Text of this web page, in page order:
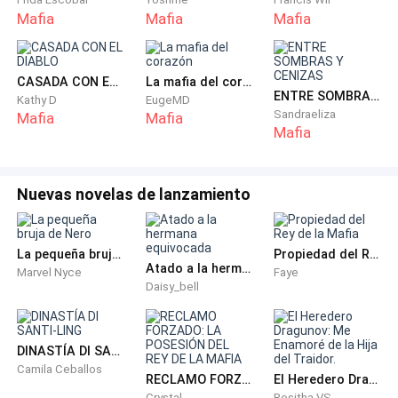
monstruo.
La mandíbula de Diego se tensó. Estiró la mano y
finalmente rozó la mandíbula de ella; un toque
agonizantemente tierno para un hombre que mataba
Lucía... Nunca dejo lo que me pertenece tirado en el
polvo.
Él se enderezó y silbó. Dos hombres masivos con
equipo táctico entraron en la cafetería.
—¡Diego, no! —Lucía se lanzó hacia él, pero él le atrapó
las muñecas con una sola mano, inmovilizándolas
contra su pecho con una fuerza natural y aterradora.
Mafia Mafia Mafia
CASADA CON EL DIABLO
Kathy D
Mafia
La mafia del corazón
EugeMD
Mafia
ENTRE SOMBRAS Y CENIZAS
Sandraeliza
Mafia
Nuevas novelas de lanzamiento
La pequeña bruja de Nero
Marvel Nyce Atado a la hermana equivocada
Daisy_bell
Propiedad del Rey de la Mafia
Faye
DINASTÍA DI SANTI-LING
Camila Ceballos
RECLAMO FORZADO: LA POSESIÓN DEL REY DE LA MAFIA El Heredero Dragunov: Me Enamoré de la Hija del Traidor.